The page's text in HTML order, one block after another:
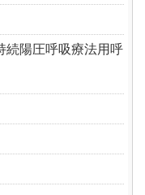
続陽圧呼吸療法用呼